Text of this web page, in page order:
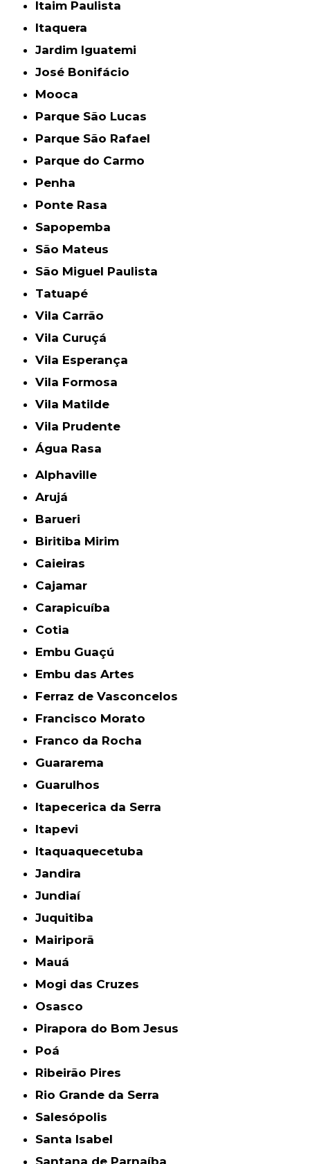
Itaim Paulista
Itaquera
Jardim Iguatemi
José Bonifácio
Mooca
Parque São Lucas
Parque São Rafael
Parque do Carmo
Penha
Ponte Rasa
Sapopemba
São Mateus
São Miguel Paulista
Tatuapé
Vila Carrão
Vila Curuçá
Vila Esperança
Vila Formosa
Vila Matilde
Vila Prudente
Água Rasa
Alphaville
Arujá
Barueri
Biritiba Mirim
Caieiras
Cajamar
Carapicuíba
Cotia
Embu Guaçú
Embu das Artes
Ferraz de Vasconcelos
Francisco Morato
Franco da Rocha
Guararema
Guarulhos
Itapecerica da Serra
Itapevi
Itaquaquecetuba
Jandira
Jundiaí
Juquitiba
Mairiporã
Mauá
Mogi das Cruzes
Osasco
Pirapora do Bom Jesus
Poá
Ribeirão Pires
Rio Grande da Serra
Salesópolis
Santa Isabel
Santana de Parnaíba